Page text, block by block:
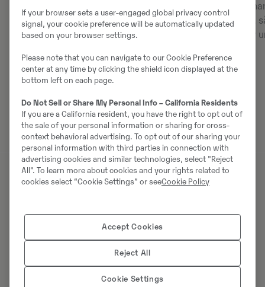
att anställa högkvalificerade förare
när du har kvalitetsprodukter. Dessa
gäller vilken maskin de arbetar med,
så se till att du är en attraktiv
Volvohybrid.
av motorolja
1000 timmar,
kostnaden för
Inget är bättre för att minska stilleståndstiden än inga
stillestånd alls. Volvos grävare har några av
branschens längsta serviceintervall, med 1000-
timmars motorolje-, hydraulolje- och
bränslefilterbyten för att nämna några exempel. Mer
If your browser sets a user-engaged global privacy control
signal, your cookie preference will be automatically updated
based on your browser settings.
Please note that you can navigate to our Cookie Preference
center at any time by clicking the shield icon displayed at the
bottom left on each page.
Do Not Sell or Share My Personal Info – California Residents
If you are a California resident, you have the right to opt out of
the sale of your personal information or sharing for cross-
context behavioral advertising. To opt out of our sharing your
personal information with third parties in connection with
advertising cookies and similar technologies, select "Reject
All". To learn more about cookies and your rights related to
cookies select “Cookie Settings” or seeCookie Policy
Accept Cookies
Reject All
Cookie Settings